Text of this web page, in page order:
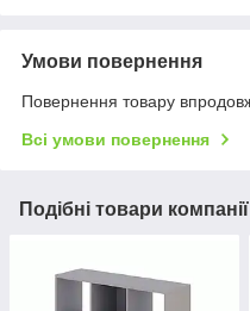
Умови повернення
Повернення товару
Всі умови повернення
Подібні товари компанії